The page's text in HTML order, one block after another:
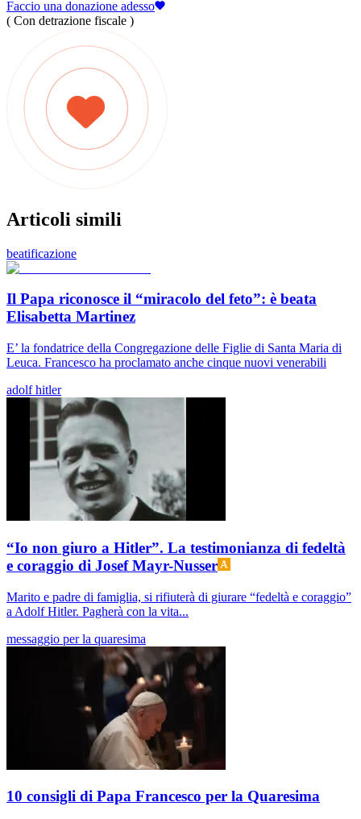
Faccio una donazione adesso
( Con detrazione fiscale )
Articoli simili
beatificazione
Il Papa riconosce il “miracolo del feto”: è beata
Elisabetta Martinez
E’ la fondatrice della Congregazione delle Figlie di Santa Maria di
Leuca. Francesco ha proclamato anche cinque nuovi venerabili
adolf hitler
“Io non giuro a Hitler”. La testimonianza di fedeltà
e coraggio di Josef Mayr-Nusser
Marito e padre di famiglia, si rifiuterà di giurare “fedeltà e coraggio”
a Adolf Hitler. Pagherà con la vita...
messaggio per la quaresima
10 consigli di Papa Francesco per la Quaresima